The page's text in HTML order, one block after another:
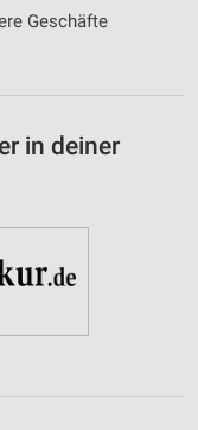
Geschäfte
in deiner